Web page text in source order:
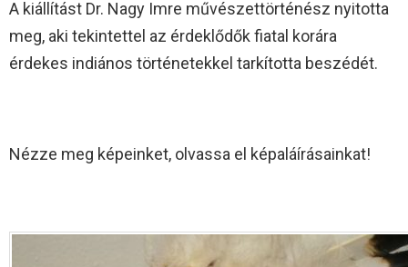
A kiállítást Dr. Nagy Imre művészettörténész nyitotta
meg, aki tekintettel az érdeklődők fiatal korára
érdekes indiános történetekkel tarkította beszédét.
Nézze meg képeinket, olvassa el képaláírásainkat!